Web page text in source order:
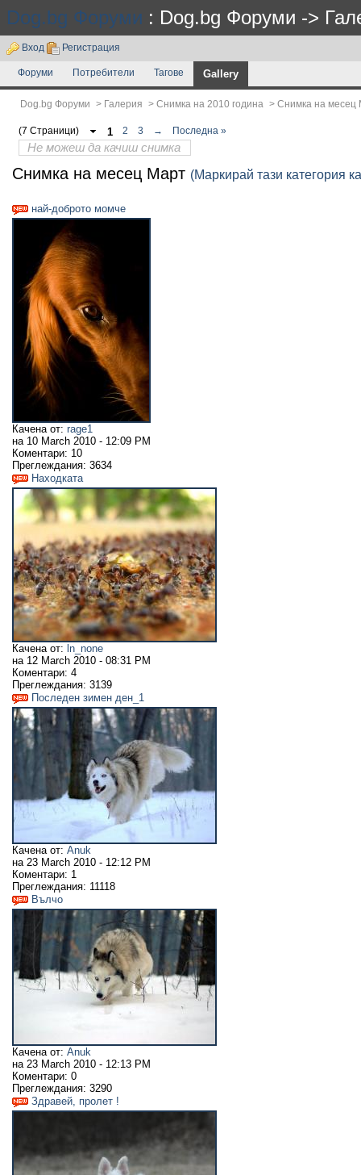
Dog.bg Форуми : Dog.bg Форуми ->
Вход Регистрация
Форуми Потребители Тагове Gallery
Dog.bg Форуми > Галерия > Снимка на 2010 година > Снимка на месец
(7 Страници) 1 2 3 → Последна »
Не можеш да качиш снимка
Снимка на месец Март (Маркирай тази категория
най-доброто момче
Качена от: rage1
на 10 March 2010 - 12:09 PM
Коментари: 10
Преглеждания: 3634
Находката
Качена от: ln_none
на 12 March 2010 - 08:31 PM
Коментари: 4
Преглеждания: 3139
Последен зимен ден_1
Качена от: Anuk
на 23 March 2010 - 12:12 PM
Коментари: 1
Преглеждания: 11118
Вълчо
Качена от: Anuk
на 23 March 2010 - 12:13 PM
Коментари: 0
Преглеждания: 3290
Здравей, пролет !